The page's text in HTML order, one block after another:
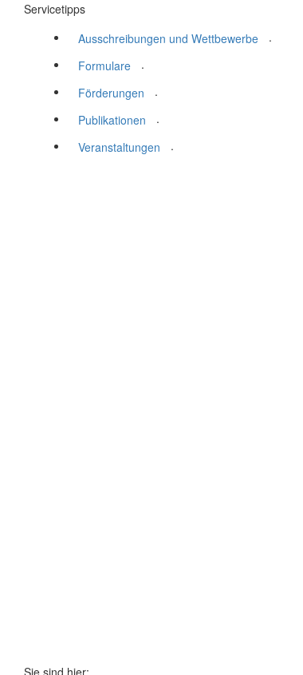
Servicetipps
Ausschreibungen und Wettbewerbe
.
Formulare
.
Förderungen
.
Publikationen
.
Veranstaltungen
.
Sie sind hier: